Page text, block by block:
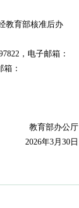
教育部核准后办
， 电子邮箱：
箱：
教育部办公厅
2026年3月30日